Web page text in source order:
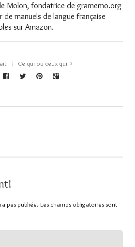
Molon, fondatrice de gramemo.org
de manuels de langue française
sur Amazon.
Ce qui ou ceux qui
pas publiée. Les champs obligatoires sont